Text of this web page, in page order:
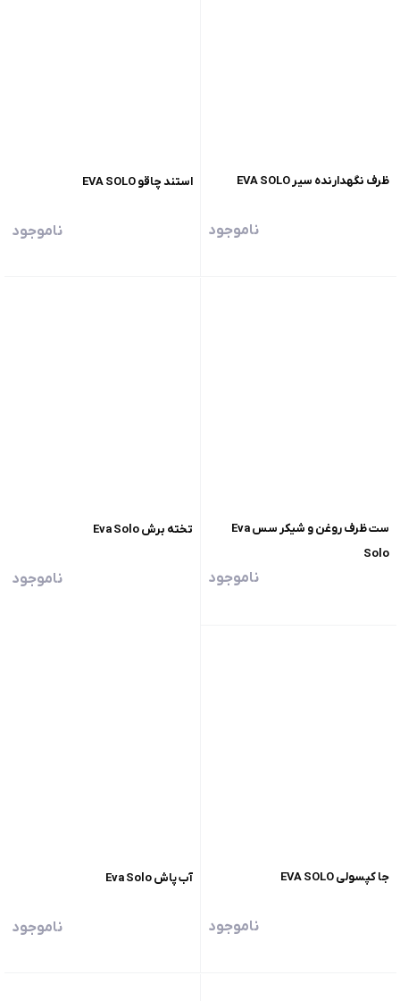
ظرف نگهدارنده ‌سیر EVA SOLO
ناموجود
استند چاقو EVA SOLO
ناموجود
ست ظرف روغن و شیکر سس Eva
Solo
ناموجود
تخته برش Eva Solo
ناموجود
جا کپسولی EVA SOLO
ناموجود
آب‌ پاش Eva Solo
ناموجود